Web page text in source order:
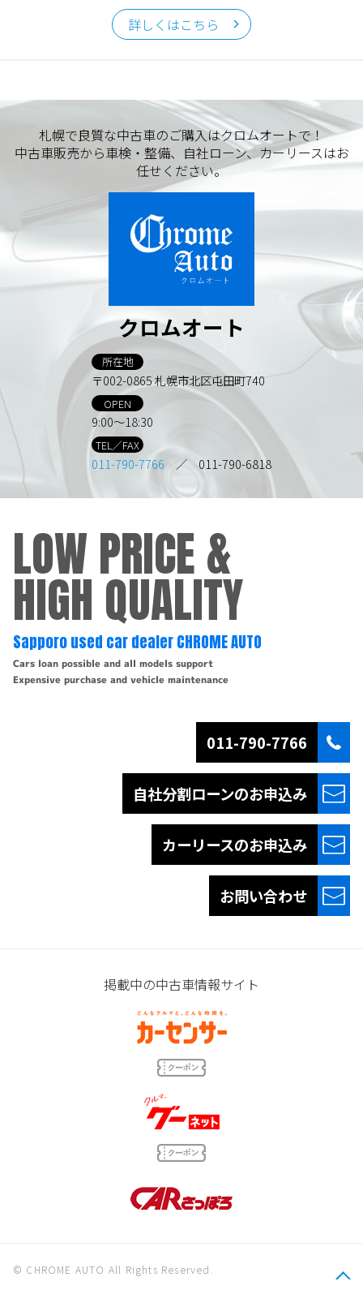
詳しくはこちら
札幌で良質な中古車のご購入はクロムオートで！
中古車販売から車検・整備、自社ローン、カーリースはお
任せください。
クロムオート
所在地
〒002-0865 札幌市北区屯田町740
OPEN
9:00～18:30
TEL／FAX
011-790-7766 ／ 011-790-6818
LOW PRICE &
HIGH QUALITY
Sapporo used car dealer CHROME AUTO
Cars loan possible and all models support
Expensive purchase and vehicle maintenance
011-790-7766
自社分割ローンのお申込み
カーリースのお申込み
お問い合わせ
掲載中の中古車情報サイト
© CHROME AUTO All Rights Reserved.